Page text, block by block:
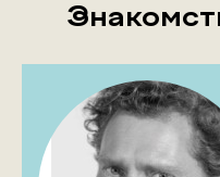
крах грандиозного
книготорговцев» был
сделало книги
Драматические
потрясения эпохи,
европейский мир
судьбоносных